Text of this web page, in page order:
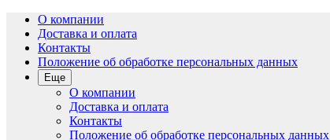
О компании
Доставка и оплата
Контакты
Положение об обработке персональных данных
Еще
О компании
Доставка и оплата
Контакты
Положение об обработке персональных данных